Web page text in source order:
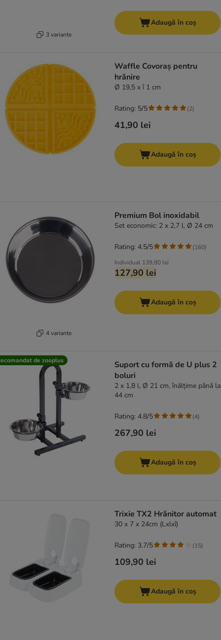
3 variante
Adaugă în coș
Waffle Covoraș pentru
hrănire
Ø 19,5 x î 1 cm
41,90 lei
Rating: 5/5 (2)
Adaugă în coș
4 variante
Premium Bol inoxidabil
Set economic: 2 x 2,7 l, Ø 24 cm
Individual 139,80 lei
127,90 lei
Rating: 4.5/5 (160)
Adaugă în coș
de zooplus
Suport cu formă de U plus 2
boluri
2 x 1,8 l, Ø 21 cm, înălțime până la
44 cm
267,90 lei
Rating: 4.8/5 (4)
Adaugă în coș
Trixie TX2 Hrănitor automat
30 x 7 x 24cm (Lxlxî)
109,90 lei
Rating: 3.7/5 (15)
Adaugă în coș